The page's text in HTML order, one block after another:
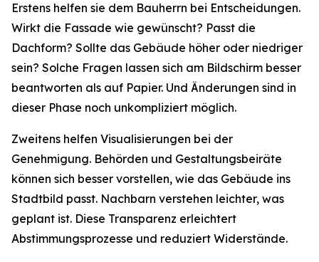
Erstens helfen sie dem Bauherrn bei Entscheidungen.
Wirkt die Fassade wie gewünscht? Passt die
Dachform? Sollte das Gebäude höher oder niedriger
sein? Solche Fragen lassen sich am Bildschirm besser
beantworten als auf Papier. Und Änderungen sind in
dieser Phase noch unkompliziert möglich.
Zweitens helfen Visualisierungen bei der
Genehmigung. Behörden und Gestaltungsbeiräte
können sich besser vorstellen, wie das Gebäude ins
Stadtbild passt. Nachbarn verstehen leichter, was
geplant ist. Diese Transparenz erleichtert
Abstimmungsprozesse und reduziert Widerstände.